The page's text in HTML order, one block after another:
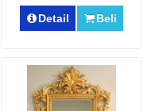
Detail Beli